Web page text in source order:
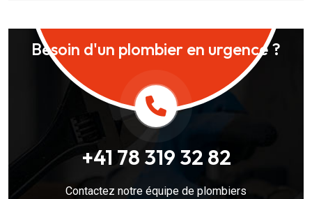
Besoin d'un plombier en urgence ?
+41 78 319 32 82
Contactez notre équipe de plombiers